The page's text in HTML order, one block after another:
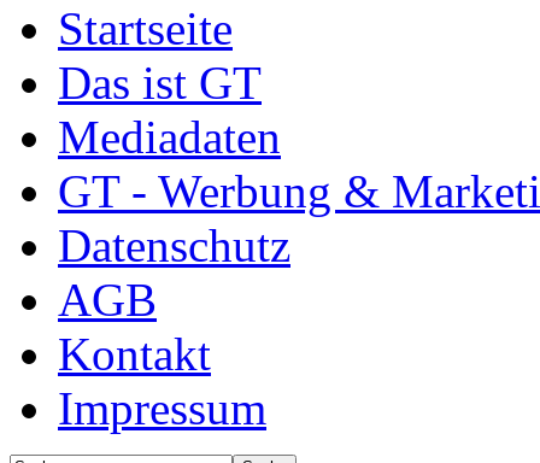
Startseite
Das ist GT
Mediadaten
GT - Werbung &
Datenschutz
AGB
Kontakt
Impressum